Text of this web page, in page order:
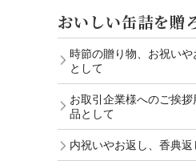
おいしい缶詰を贈
時節の贈り物、お祝いや
として
お取引企業様へのご挨拶
品として
内祝いやお返し、香典返